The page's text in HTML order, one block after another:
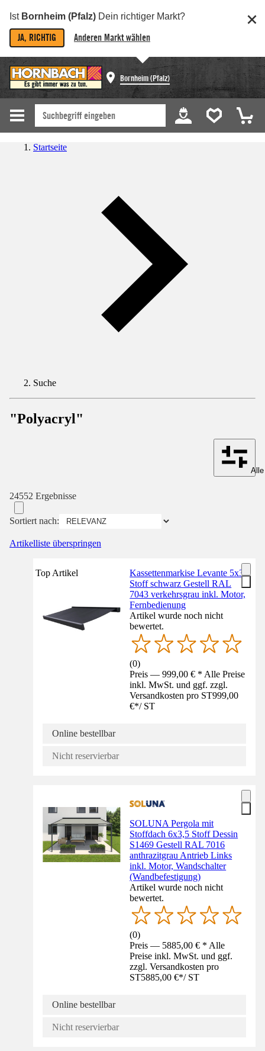
Ist Bornheim (Pfalz) Dein richtiger Markt?
JA, RICHTIG Anderen Markt wählen
Bornheim (Pfalz)
Startseite
Suche
"Polyacryl"
24552 Ergebnisse
Sortiert nach:
Artikelliste überspringen
Top Artikel
Kassettenmarkise Levante 5x3
Stoff schwarz Gestell RAL
7043 verkehrsgrau inkl. Motor,
Fernbedienung
Artikel wurde noch nicht
bewertet.
(0)
Preis — 999,00 € * Alle Preise
inkl. MwSt. und ggf. zzgl.
Versandkosten pro ST999,00
€*/ ST
Online bestellbar
Nicht reservierbar
SOLUNA Pergola mit
Stoffdach 6x3,5 Stoff Dessin
S1469 Gestell RAL 7016
anthrazitgrau Antrieb Links
inkl. Motor, Wandschalter
(Wandbefestigung)
Artikel wurde noch nicht
bewertet.
(0)
Preis — 5885,00 € * Alle
Preise inkl. MwSt. und ggf.
zzgl. Versandkosten pro
ST5885,00 €*/ ST
Online bestellbar
Nicht reservierbar